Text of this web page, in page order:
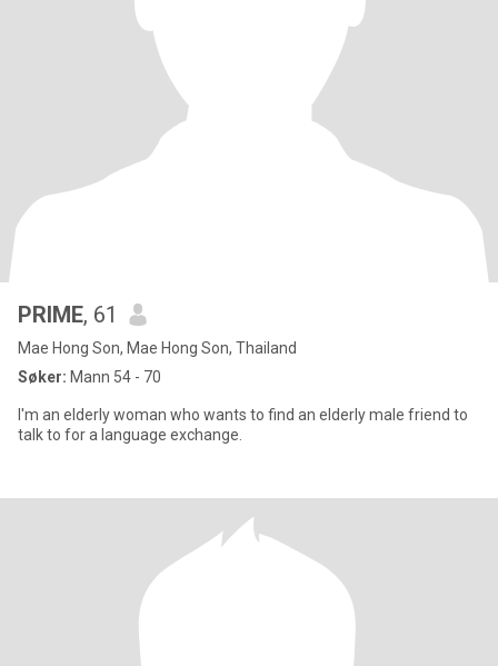
PRIME, 61
Mae Hong Son, Mae Hong Son, Thailand
Søker: Mann 54 - 70
I'm an elderly woman who wants to find an elderly male friend to
talk to for a language exchange.